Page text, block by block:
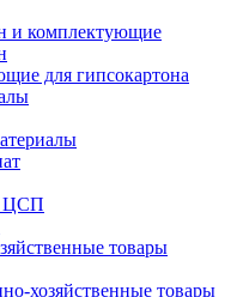
и комплектующие
для гипсокартона
ЦСП
товары
хозяйственные товары